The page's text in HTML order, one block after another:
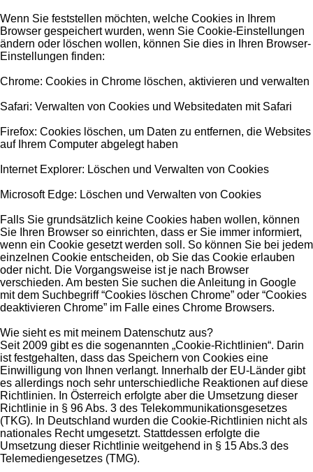
Wenn Sie feststellen möchten, welche Cookies in Ihrem
Browser gespeichert wurden, wenn Sie Cookie-Einstellungen
ändern oder löschen wollen, können Sie dies in Ihren Browser-
Einstellungen finden:
Chrome: Cookies in Chrome löschen, aktivieren und verwalten
Safari: Verwalten von Cookies und Websitedaten mit Safari
Firefox: Cookies löschen, um Daten zu entfernen, die Websites
auf Ihrem Computer abgelegt haben
Internet Explorer: Löschen und Verwalten von Cookies
Microsoft Edge: Löschen und Verwalten von Cookies
Falls Sie grundsätzlich keine Cookies haben wollen, können
Sie Ihren Browser so einrichten, dass er Sie immer informiert,
wenn ein Cookie gesetzt werden soll. So können Sie bei jedem
einzelnen Cookie entscheiden, ob Sie das Cookie erlauben
oder nicht. Die Vorgangsweise ist je nach Browser
verschieden. Am besten Sie suchen die Anleitung in Google
mit dem Suchbegriff “Cookies löschen Chrome” oder “Cookies
deaktivieren Chrome” im Falle eines Chrome Browsers.
Wie sieht es mit meinem Datenschutz aus?
Seit 2009 gibt es die sogenannten „Cookie-Richtlinien“. Darin
ist festgehalten, dass das Speichern von Cookies eine
Einwilligung von Ihnen verlangt. Innerhalb der EU-Länder gibt
es allerdings noch sehr unterschiedliche Reaktionen auf diese
Richtlinien. In Österreich erfolgte aber die Umsetzung dieser
Richtlinie in § 96 Abs. 3 des Telekommunikationsgesetzes
(TKG). In Deutschland wurden die Cookie-Richtlinien nicht als
nationales Recht umgesetzt. Stattdessen erfolgte die
Umsetzung dieser Richtlinie weitgehend in § 15 Abs.3 des
Telemediengesetzes (TMG).